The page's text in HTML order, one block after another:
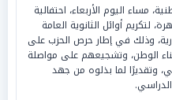
مساء اليوم الأربعاء، احتفالية
لتكريم أوائل الثانوية العامة
وذلك في إطار حرص الحزب على
الوطن، وتشجيعهم على مواصلة
وتقديرًا لما بذلوه من جهد